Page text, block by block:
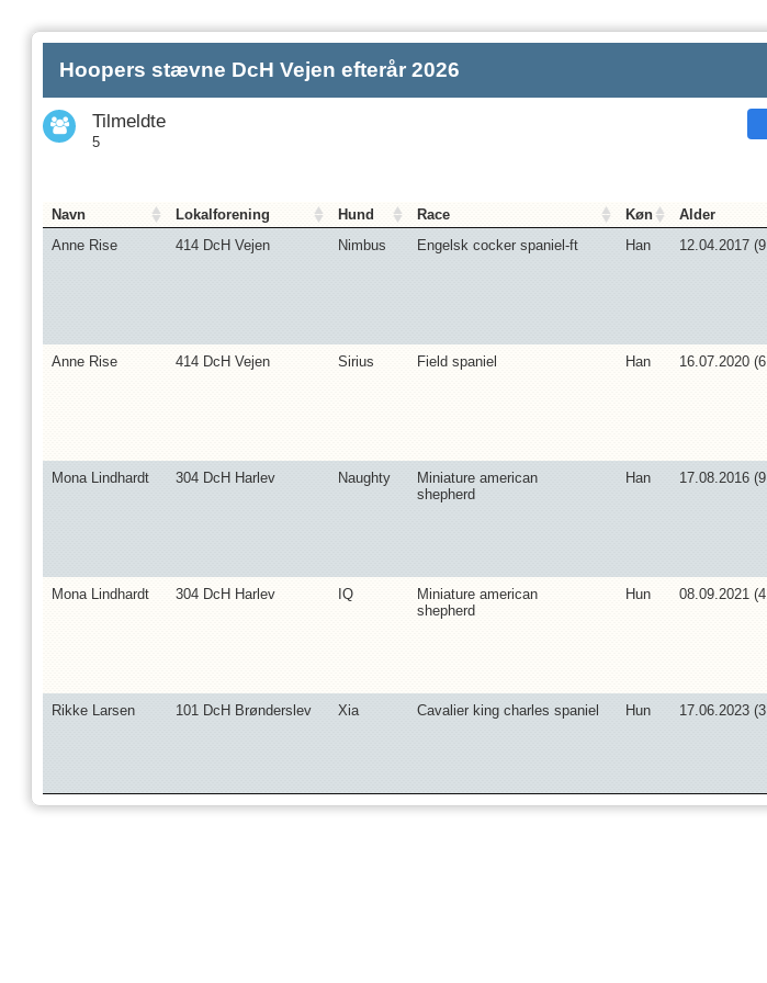
Hoopers stævne DcH Vejen efterår 2026
Tilmeldte
5
Navn Lokalforening Hund Race Køn Alder
Anne Rise
414 DcH Vejen Nimbus Engelsk cocker spaniel-ft Han 12.04.2017 (9
Anne Rise 414 DcH Vejen Sirius Field spaniel Han 16.07.2020 (6
Mona Lindhardt 304 DcH Harlev Naughty
Miniature american
shepherd
Han 17.08.2016 (9
Mona Lindhardt 304 DcH Harlev IQ
Miniature american
shepherd
Hun 08.09.2021 (4
Rikke Larsen 101 DcH Brønderslev Xia Cavalier king charles spaniel Hun 17.06.2023 (3